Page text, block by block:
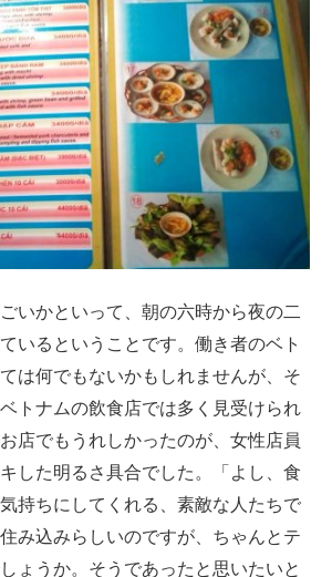
いかといって、朝の六時から夜の二
いるということです。働き者のベト
は何でもないかもしれませんが、そ
トナムの飲食店では多く見受けられ
店でもうれしかったのが、女性店員
した明るさ具合でした。「よし、食
持ちにしてくれる、素敵な人たちで
み込みらしいのですが、ちゃんとテ
ょうか。そうであったと思いたいと